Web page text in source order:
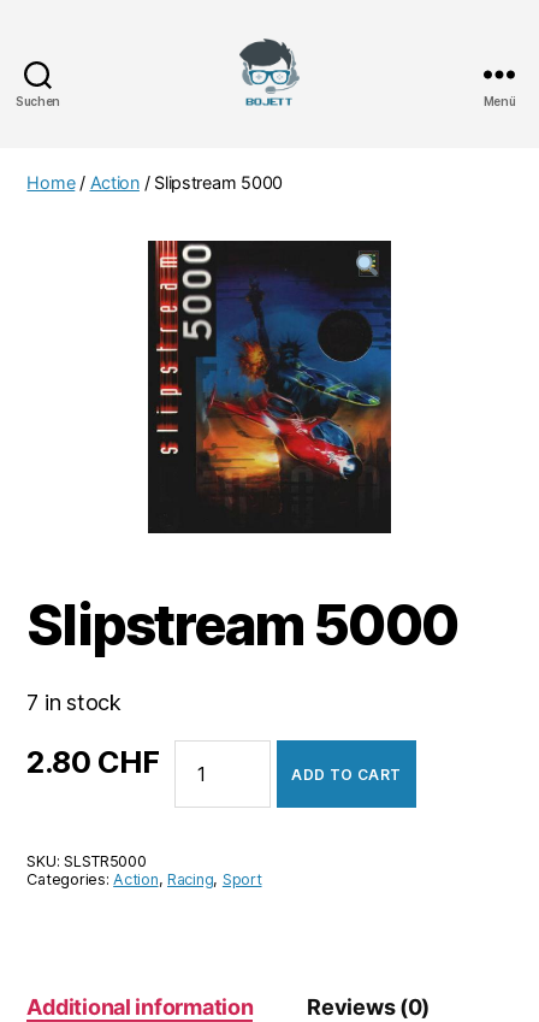
Suchen Menü
Home/ Action/ Slipstream 5000
Slipstream 5000
7 in stock
2.80 CHF
5000
quantity
ADD TO CART
SKU:SLSTR5000
Categories:Action,Racing, Sport
Additional information Reviews (0)